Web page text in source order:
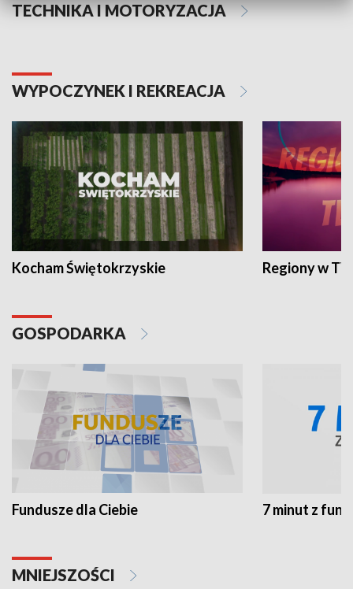
TECHNIKA I MOTORYZACJA
WYPOCZYNEK I REKREACJA
Kocham Świętokrzyskie Regiony w
GOSPODARKA
Fundusze dla Ciebie 7 minut z
MNIEJSZOŚCI